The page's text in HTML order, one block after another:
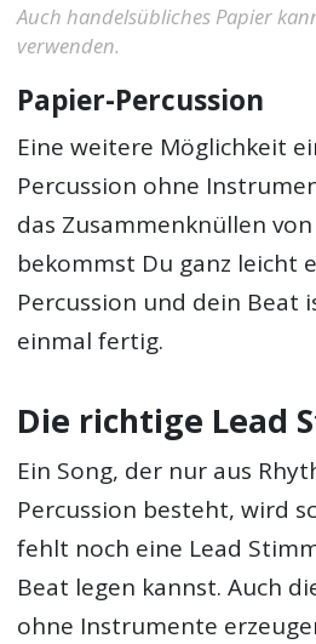
Auch handelsübliches Papier
verwenden.
Papier-Percussion
Eine weitere Möglichkeit
Percussion ohne
das Zusammenknüllen von
bekommst Du ganz leicht
Percussion und dein Beat
einmal fertig.
Die richtige Lead
Ein Song, der nur aus
Percussion besteht, wird
fehlt noch eine Lead
Beat legen kannst. Auch
ohne Instrumente